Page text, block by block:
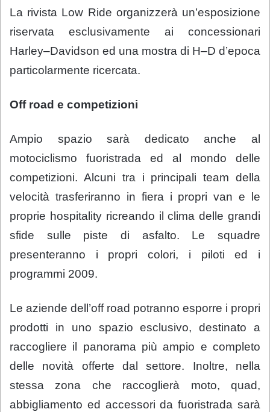
La rivista Low Ride organizzerà un’esposizione
riservata esclusivamente ai concessionari
Harley–Davidson ed una mostra di H–D d’epoca
particolarmente ricercata.
Off road e competizioni
Ampio spazio sarà dedicato anche al
motociclismo fuoristrada ed al mondo delle
competizioni. Alcuni tra i principali team della
velocità trasferiranno in fiera i propri van e le
proprie hospitality ricreando il clima delle grandi
sfide sulle piste di asfalto. Le squadre
presenteranno i propri colori, i piloti ed i
programmi 2009.
Le aziende dell’off road potranno esporre i propri
prodotti in uno spazio esclusivo, destinato a
raccogliere il panorama più ampio e completo
delle novità offerte dal settore. Inoltre, nella
stessa zona che raccoglierà moto, quad,
abbigliamento ed accessori da fuoristrada sarà